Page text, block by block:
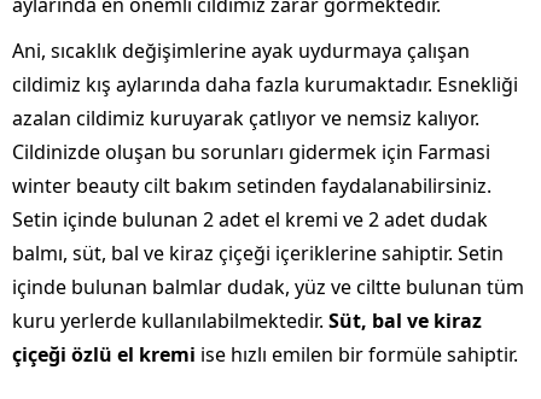
Ani, sıcaklık değişimlerine ayak uydurmaya çalışan
cildimiz kış aylarında daha fazla kurumaktadır. Esnekliği
azalan cildimiz kuruyarak çatlıyor ve nemsiz kalıyor.
Cildinizde oluşan bu sorunları gidermek için Farmasi
winter beauty cilt bakım setinden faydalanabilirsiniz.
Setin içinde bulunan 2 adet el kremi ve 2 adet dudak
balmı, süt, bal ve kiraz çiçeği içeriklerine sahiptir. Setin
içinde bulunan balmlar dudak, yüz ve ciltte bulunan tüm
kuru yerlerde kullanılabilmektedir. Süt, bal ve kiraz
çiçeği özlü el kremi ise hızlı emilen bir formüle sahiptir.